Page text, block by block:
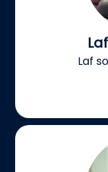
Laf